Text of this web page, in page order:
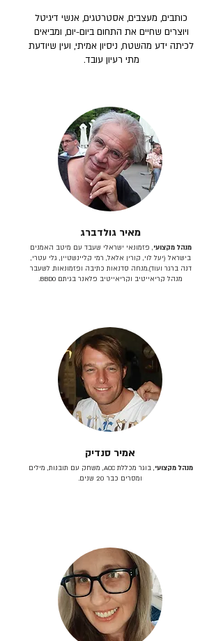
כותבים, מעצבים, אסטרטגים, אנשי דיגיטל
ויוצרים שחיים את התחום ביום-יום, ומביאים
לכיתה ידע מהשטח, ניסיון אמיתי, ועין שיודעת
מתי רעיון עובד.
מאיר גולדברג
מנהל מקצועי, פזמונאי ישראלי שעבד עם מיטב האמנים
בישראל (יעל לוי, קורין אלאל, רמי קליינשטיין, גלי עטרי,
דנה ברגר ועוד).מנחה סדנאות כתיבה ופזמונאות. לשעבר
מנהל קריאייטיב וקריאייטיב פלאנר בגיתם BBDO.
אמיר סנדיק
מנהל מקצועי
, בוגר מכללת ACC, משחק עם תובנות, מילים
ומסרים כבר 20 שנים.